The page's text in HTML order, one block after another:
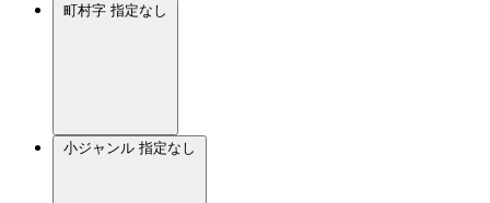
町村字 指定なし
小ジャンル 指定なし